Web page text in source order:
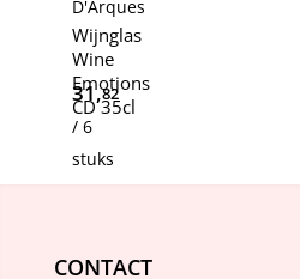
D'Arques
Wijnglas
Wine
Emotions
CD 35cl
31,82
/ 6
stuks
CONTACT